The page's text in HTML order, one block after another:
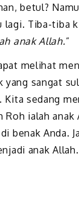
betul?
lagi. Tiba-tiba
anak Allah.”
melihat
yang sangat
sedang
ialah
benak Anda.
anak